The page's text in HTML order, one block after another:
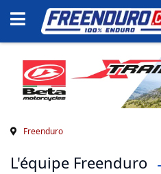
Freenduro
L'équipe Freenduro